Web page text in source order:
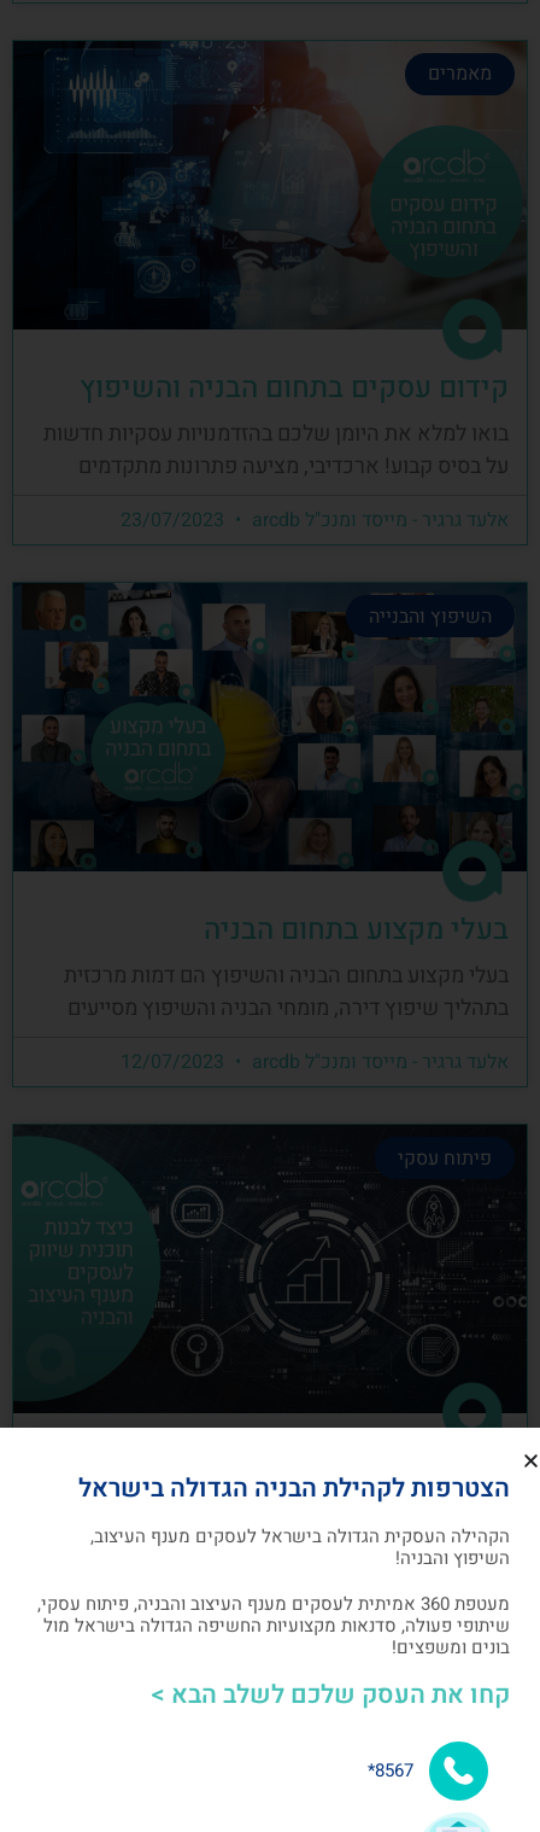
מאמרים
קידום עסקים בתחום הבניה והשיפוץ
בואו למלא את היומן שלכם בהזדמנויות עסקיות חדשות
על בסיס קבוע! ארכדיבי, מציעה פתרונות מתקדמים
אלעד גרגיר - מייסד ומנכ"ל arcdb
השיפוץ והבנייה
בעלי מקצוע בתחום הבניה
בעלי מקצוע בתחום הבניה והשיפוץ הם דמות מרכזית
בתהליך שיפוץ דירה, מומחי הבניה והשיפוץ מסייעים
אלעד גרגיר - מייסד ומנכ"ל arcdb
פיתוח עסקי
כיצד לבנות תוכנית שיווק לעסקים מענף
העיצוב והבניה
תוכנית שיווק הנה תוכנית כתובה, המהווה מפת דרכים
אלעד גרגיר - מייסד ומנכ"ל arcdb 05/07/2023
הצטרפות לקהילת הבניה הגדולה בישראל
הקהילה העסקית הגדולה בישראל לעסקים מענף העיצוב,
השיפוץ והבניה!
מעטפת 360 אמיתית לעסקים מענף העיצוב והבניה, פיתוח עסקי,
שיתופי פעולה, סדנאות מקצועיות החשיפה הגדולה בישראל מול
בונים ומשפצים!
קחו את העסק שלכם לשלב הבא >
8567*